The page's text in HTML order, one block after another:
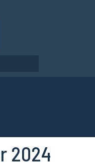
2024